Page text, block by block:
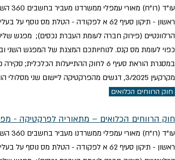
כפוי לעומת מס קנס. לנוחיותכם המצגת של המפגש
במסגרת הוראת סעיף 6 לחוק
מקרקעין 3/2025, דגשים מהפרקטיקה ליישום שני מסלולי הוראת השעה – פירוק והעברת נכס, התייחסות להיבטי המע"מ, סקירת טפסי 171 / 172, דגשים ודוגמאות.
חוק הרווחים הכלואים
חוק הרווחים הכלואים – מתאוריה לפרקטיקה - מפגש